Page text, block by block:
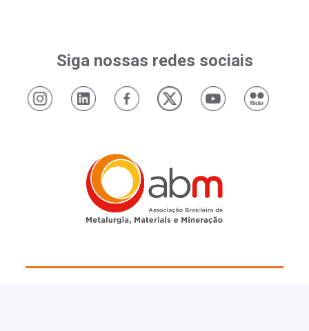
Siga nossas redes sociais